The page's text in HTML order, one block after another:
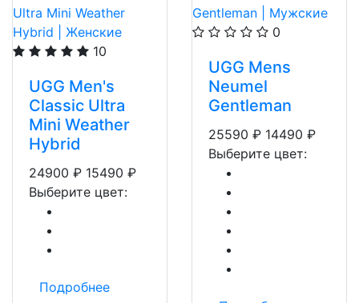
10
UGG Men's
Classic Ultra
Mini Weather
Hybrid
24900 ₽ 15490 ₽
Выберите цвет:
Подробнее
0
UGG Mens
Neumel
Gentleman
25590 ₽ 14490 ₽
Выберите цвет: